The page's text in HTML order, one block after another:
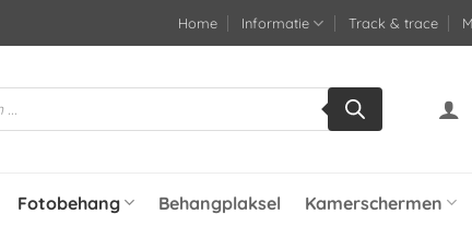
Home Informatie Track & trace
Fotobehang Behangplaksel Kamerschermen